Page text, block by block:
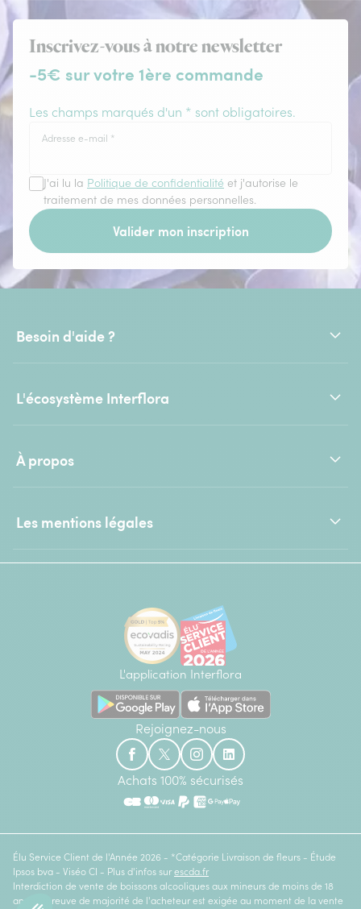
Inscrivez-vous à notre newsletter
-5€ sur votre 1ère commande
Les champs marqués d'un * sont obligatoires.
Adresse e-mail *
J'ai lu la Politique de confidentialité et j'autorise le
traitement de mes données personnelles.
Valider mon inscription
Besoin d'aide ?
L'écosystème Interflora
À propos
Les mentions légales
L'application Interflora
Rejoignez-nous
Achats 100% sécurisés
Élu Service Client de l'Année 2026 - *Catégorie Livraison de fleurs - Étude
Ipsos bva - Viséo CI - Plus d'infos sur escda.fr
Interdiction de vente de boissons alcooliques aux mineurs de moins de 18
ans. La preuve de majorité de l'acheteur est exigée au moment de la vente